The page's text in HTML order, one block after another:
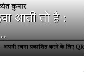
आती तो है :